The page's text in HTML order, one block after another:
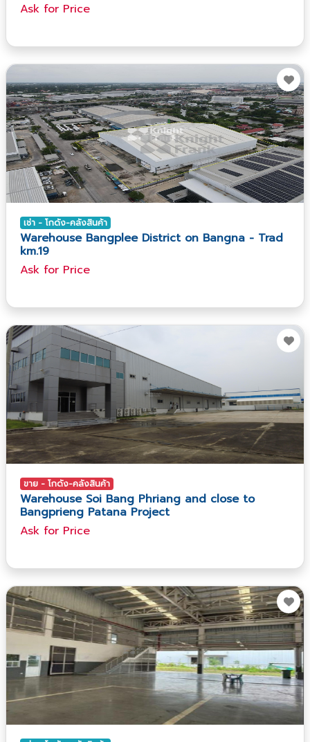
Ask​ for​ Price
เช่า - โกดัง-คลังสินค้า
Warehouse Bangplee District on Bangna - Trad
km.19
Ask​ for​ Price
ขาย - โกดัง-คลังสินค้า
Warehouse Soi Bang Phriang and close to
Bangprieng Patana Project
Ask​ for​ Price